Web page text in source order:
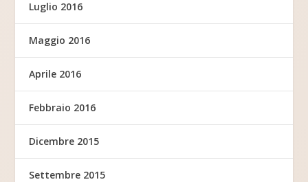
Luglio 2016
Maggio 2016
Aprile 2016
Febbraio 2016
Dicembre 2015
Settembre 2015